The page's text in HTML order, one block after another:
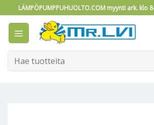
to
content
LÄMPÖPUMPPUHUOLTO.COM myynti ark. klo
Etsi: